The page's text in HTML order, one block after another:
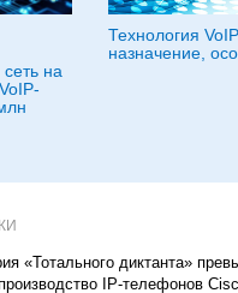
на
Технология
назначение,
«Тотального диктанта»
IP-телефонов